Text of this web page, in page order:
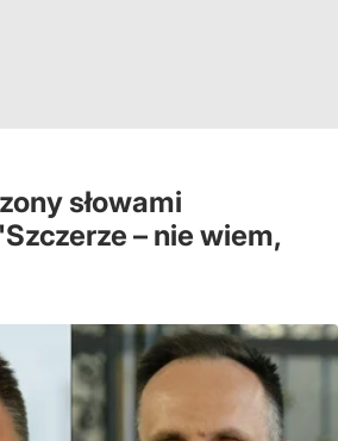
słowami
– nie wiem,